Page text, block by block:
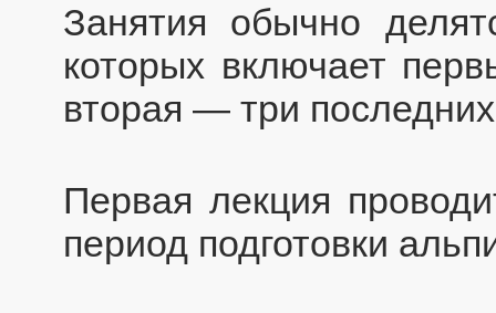
Занятия обычно
которых включает
вторая — три
Первая лекция
период подготовки